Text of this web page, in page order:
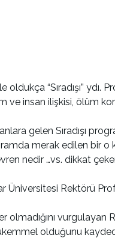
oldukça “Sıradışı”
ve insan ilişkisi, ölüm
gelen Sıradışı
merak edilen bir
nedir …vs. dikkat
Üniversitesi Rektörü
olduğunu